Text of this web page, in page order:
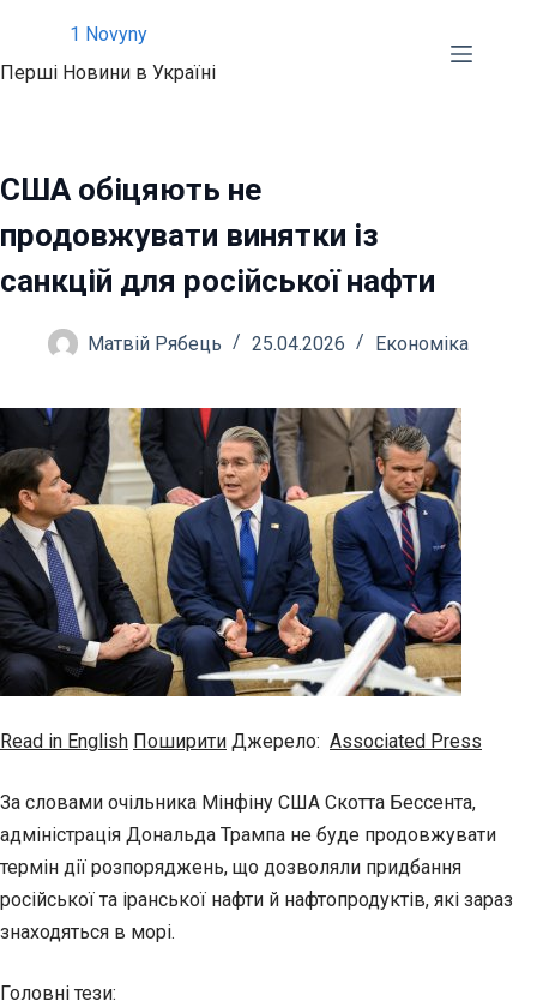
вмісту
1 Novyny
Перші Новини в Україні
США обіцяють не
продовжувати винятки із
санкцій для російської нафти
Матвій Рябець 25.04.2026 Економіка
Read in English Поширити Джерело: Associated Press
За словами очільника Мінфіну США Скотта Бессента,
адміністрація Дональда Трампа не буде продовжувати
термін дії розпоряджень, що дозволяли придбання
російської та іранської нафти й нафтопродуктів, які зараз
знаходяться в морі.
Головні тези: